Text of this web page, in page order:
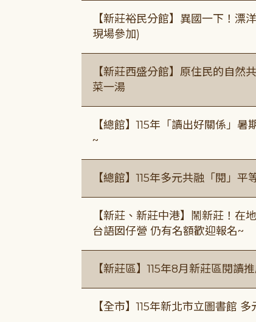
【新莊裕民分館】異國一下！
現場參加)
【新莊西盛分館】原住民的自
菜一湯
【總館】115年「讀出好關係」
~
【總館】115年多元共融「閱」
【新莊、新莊中港】鬧新莊！
台語囡仔營 仍有名額歡迎報名~
【新莊區】115年8月新莊區閱讀
【全市】115年新北市立圖書館